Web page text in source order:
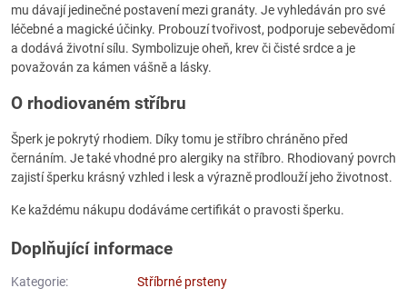
mu dávají jedinečné postavení mezi granáty. Je vyhledáván pro své
léčebné a magické účinky. Probouzí tvořivost, podporuje sebevědomí
a dodává životní sílu. Symbolizuje oheň, krev či čisté srdce a je
považován za kámen vášně a lásky.
O rhodiovaném stříbru
Šperk je pokrytý rhodiem. Díky tomu je stříbro chráněno před
černáním. Je také vhodné pro alergiky na stříbro. Rhodiovaný povrch
zajistí šperku krásný vzhled i lesk a výrazně prodlouží jeho životnost.
Ke každému nákupu dodáváme certifikát o pravosti šperku.
Doplňující informace
Kategorie: Stříbrné prsteny